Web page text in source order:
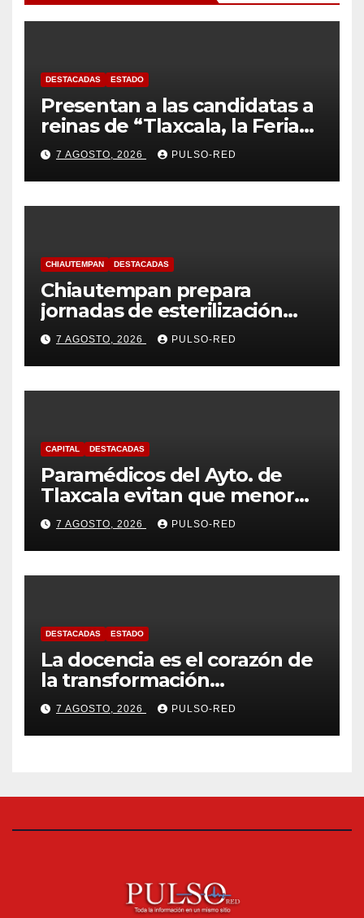
DESTACADAS ESTADO
Presentan a las candidatas a
reinas de “Tlaxcala, la Feria
de Ferias 2026: La Flor
Tlaxcalteca”
7 AGOSTO, 2026 PULSO-RED
CHIAUTEMPAN DESTACADAS
Chiautempan prepara
jornadas de esterilización
para perros y gatos
7 AGOSTO, 2026 PULSO-RED
CAPITAL DESTACADAS
Paramédicos del Ayto. de
Tlaxcala evitan que menor
sufra complicaciones por
hipotermia tras caer en una
cisterna
7 AGOSTO, 2026 PULSO-RED
DESTACADAS ESTADO
La docencia es el corazón de
la transformación
universitaria: Rector de la
UATx
7 AGOSTO, 2026 PULSO-RED